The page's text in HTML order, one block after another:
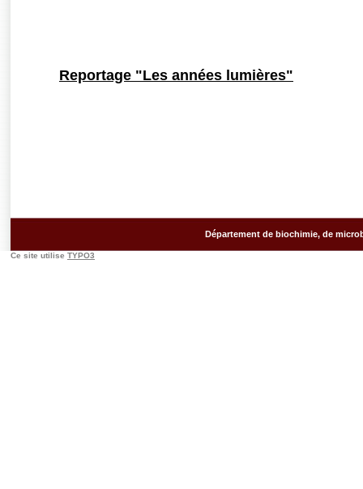
Reportage "Les années lumières"
Département de biochimie, de
Ce site utilise TYPO3